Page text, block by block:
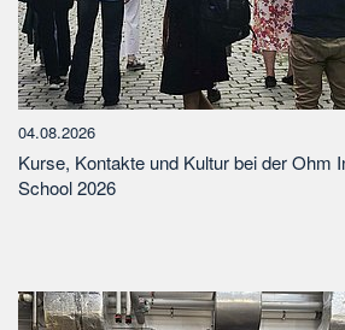
04.08.2026
Kurse, Kontakte und Kultur bei der Ohm
School 2026